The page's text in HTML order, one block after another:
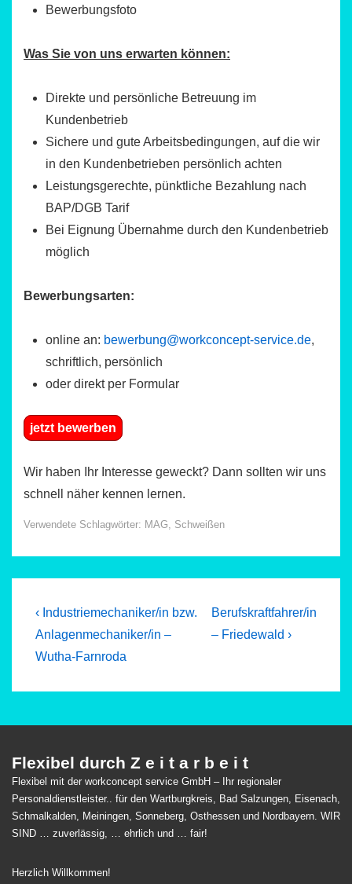
Bewerbungsfoto
Was Sie von uns erwarten können:
Direkte und persönliche Betreuung im
Kundenbetrieb
Sichere und gute Arbeitsbedingungen, auf die wir
in den Kundenbetrieben persönlich achten
Leistungsgerechte, pünktliche Bezahlung nach
BAP/DGB Tarif
Bei Eignung Übernahme durch den Kundenbetrieb
möglich
Bewerbungsarten:
online an: bewerbung@workconcept-service.de,
schriftlich, persönlich
oder direkt per Formular
jetzt bewerben
Wir haben Ihr Interesse geweckt? Dann sollten wir uns
schnell näher kennen lernen.
Verwendete Schlagwörter: MAG, Schweißen
Beitragsnavigation
Previous
Post
is
‹ Industriemechaniker/in bzw.
Anlagenmechaniker/in –
Wutha-Farnroda
Next
Post
Berufskraftfahrer/in
– Friedewald ›
Flexibel durch Z e i t a r b e i t
Flexibel mit der workconcept service GmbH – Ihr regionaler
Personaldienstleister.. für den Wartburgkreis, Bad Salzungen, Eisenach,
Schmalkalden, Meiningen, Sonneberg, Osthessen und Nordbayern. WIR
SIND … zuverlässig, … ehrlich und … fair!
Herzlich Willkommen!